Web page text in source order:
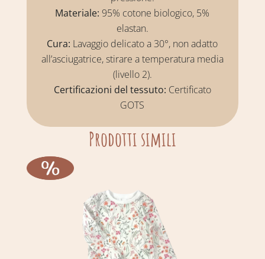
Materiale: 95% cotone biologico, 5%
elastan.
Cura: Lavaggio delicato a 30°, non adatto
all’asciugatrice, stirare a temperatura media
(livello 2).
Certificazioni del tessuto: Certificato
GOTS
Prodotti simili